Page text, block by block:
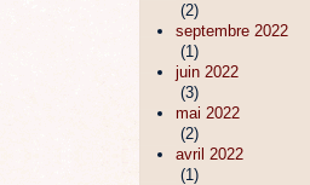
(2)
septembre 2022
(1)
juin 2022
(3)
mai 2022
(2)
avril 2022
(1)